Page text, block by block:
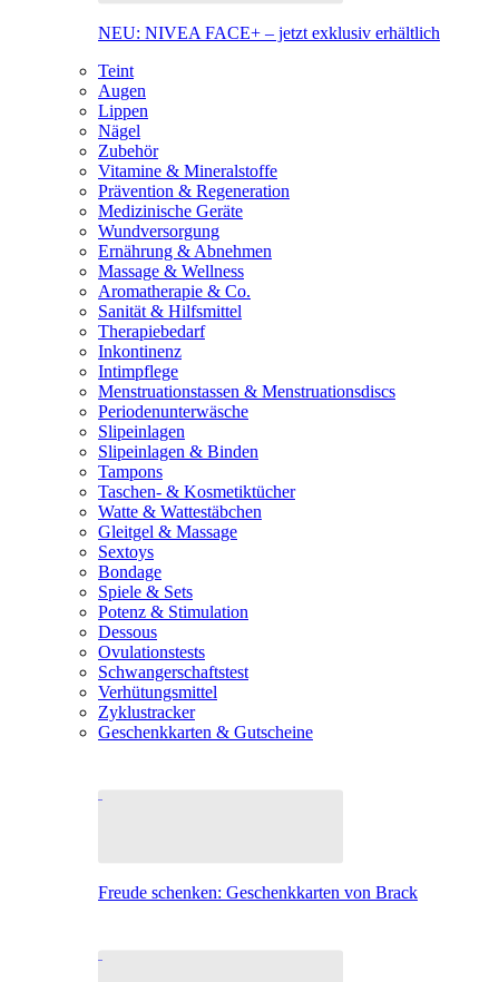
NEU: NIVEA FACE+ – jetzt exklusiv erhältlich
Teint
Augen
Lippen
Nägel
Zubehör
Vitamine & Mineralstoffe
Prävention & Regeneration
Medizinische Geräte
Wundversorgung
Ernährung & Abnehmen
Massage & Wellness
Aromatherapie & Co.
Sanität & Hilfsmittel
Therapiebedarf
Inkontinenz
Intimpflege
Menstruationstassen & Menstruationsdiscs
Periodenunterwäsche
Slipeinlagen
Slipeinlagen & Binden
Tampons
Taschen- & Kosmetiktücher
Watte & Wattestäbchen
Gleitgel & Massage
Sextoys
Bondage
Spiele & Sets
Potenz & Stimulation
Dessous
Ovulationstests
Schwangerschaftstest
Verhütungsmittel
Zyklustracker
Geschenkkarten & Gutscheine
Freude schenken: Geschenkkarten von Brack